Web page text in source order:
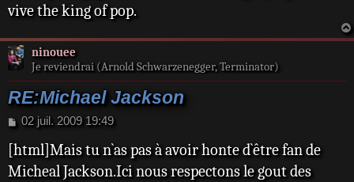
vive the king of pop.
ninouee
Je reviendrai (Arnold Schwarzenegger, Terminator)
RE:Michael Jackson
M
s
s
a
02 juil. 2009 19:49
[html]Mais tu n`as pas à avoir honte d`être fan de
Micheal Jackson.Ici nous respectons le gout des